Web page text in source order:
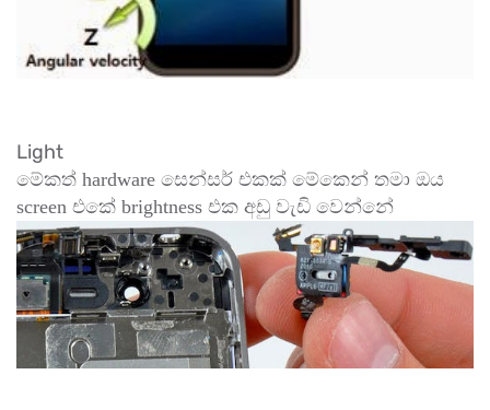
Light
මේකත් hardware සෙන්සර් එකක් මේකෙන් තමා ඔය
screen එකේ brightness එක අඩු වැඩි වෙන්නේ